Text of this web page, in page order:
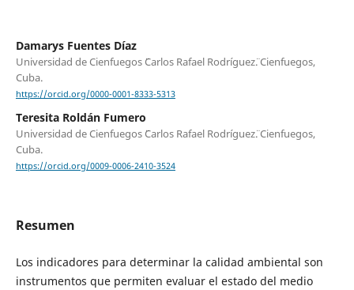
Damarys Fuentes Díaz
Universidad de Cienfuegos ¨Carlos Rafael Rodríguez¨. Cienfuegos,
Cuba.
https://orcid.org/0000-0001-8333-5313
Teresita Roldán Fumero
Universidad de Cienfuegos ¨Carlos Rafael Rodríguez¨. Cienfuegos,
Cuba.
https://orcid.org/0009-0006-2410-3524
Resumen
Los indicadores para determinar la calidad ambiental son
instrumentos que permiten evaluar el estado del medio